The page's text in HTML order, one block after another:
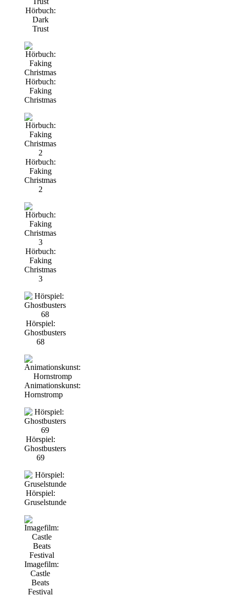
Hörbuch:
Dark
Trust
Hörbuch:
Faking
Christmas
Hörbuch:
Faking
Christmas
2
Hörbuch:
Faking
Christmas
3
Hörspiel:
Ghostbusters
68
Animationskunst:
Hornstromp
Hörspiel:
Ghostbusters
69
Hörspiel:
Gruselstunde
Imagefilm:
Castle
Beats
Festival